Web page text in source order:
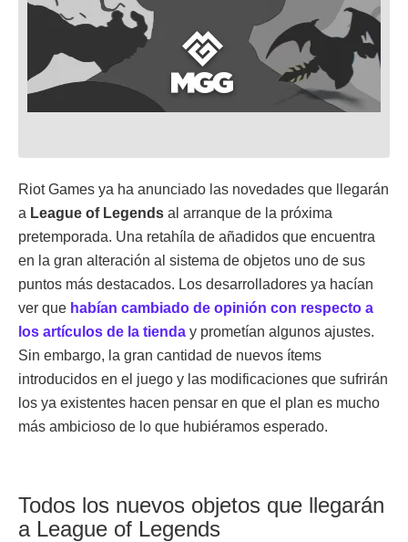
Riot Games ya ha anunciado las novedades que llegarán
a League of Legends al arranque de la próxima
pretemporada. Una retahíla de añadidos que encuentra
en la gran alteración al sistema de objetos uno de sus
puntos más destacados. Los desarrolladores ya hacían
ver que habían cambiado de opinión con respecto a
los artículos de la tienda y prometían algunos ajustes.
Sin embargo, la gran cantidad de nuevos ítems
introducidos en el juego y las modificaciones que sufrirán
los ya existentes hacen pensar en que el plan es mucho
más ambicioso de lo que hubiéramos esperado.
Todos los nuevos objetos que llegarán
a League of Legends